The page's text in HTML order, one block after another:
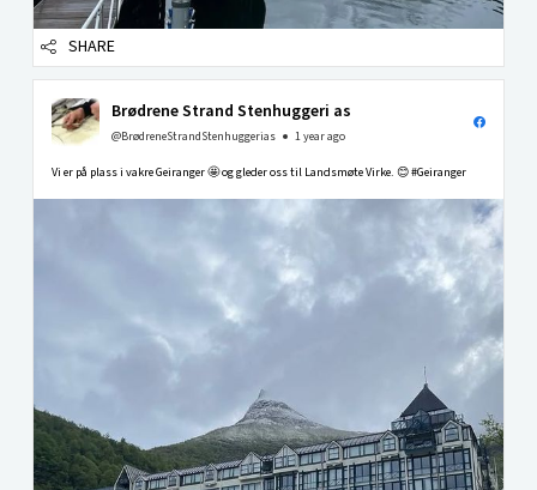
SHARE
Brødrene Strand Stenhuggeri as
@BrødreneStrandStenhuggerias 1 year ago
Vi er på plass i vakre Geiranger 🤩 og gleder oss til Landsmøte Virke. 😊 #Geiranger